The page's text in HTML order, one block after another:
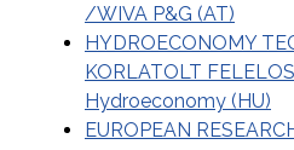
/WIVA P&G (AT)
HYDROECONOMY
KORLATOLT
Hydroeconomy (HU)
EUROPEAN